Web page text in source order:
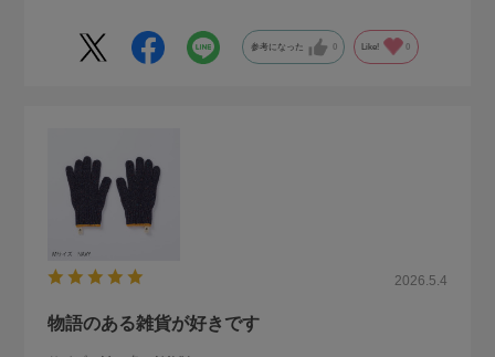
参考になった 0 Like! 0
2026.5.4
物語のある雑貨が好きです